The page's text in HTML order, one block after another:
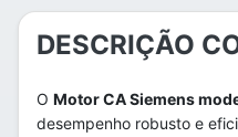
DESCRIÇÃO
O Motor CA Siemens
desempenho robusto e